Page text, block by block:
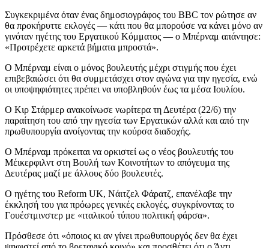
Συγκεκριμένα όταν ένας δημοσιογράφος του BBC τον ρώτησε αν
θα προκήρυττε εκλογές — κάτι που θα μπορούσε να κάνει μόνο αν
γινόταν ηγέτης του Εργατικού Κόμματος — ο Μπέρναμ απάντησε:
«Προτρέχετε αρκετά βήματα μπροστά».
Ο Μπέρναμ είναι ο μόνος βουλευτής μέχρι στιγμής που έχει
επιβεβαιώσει ότι θα συμμετάσχει στον αγώνα για την ηγεσία, ενώ
οι υποψηφιότητες πρέπει να υποβληθούν έως τα μέσα Ιουλίου.
Ο Κιρ Στάρμερ ανακοίνωσε νωρίτερα τη Δευτέρα (22/6) την
παραίτηση του από την ηγεσία των Εργατικών αλλά και από την
πρωθυπουργία ανοίγοντας την κούρσα διαδοχής.
Ο Μπέρναμ πρόκειται να ορκιστεί ως ο νέος βουλευτής του
Μέικερφιλντ στη Βουλή των Κοινοτήτων το απόγευμα της
Δευτέρας μαζί με άλλους δύο βουλευτές.
Ο ηγέτης του Reform UK, Νάιτζελ Φάρατζ, επανέλαβε την
έκκλησή του για πρόωρες γενικές εκλογές, συγκρίνοντας το
Γουέστμινστερ με «ιταλικού τύπου πολιτική φάρσα».
Πρόσθεσε ότι «όποιος κι αν γίνει πρωθυπουργός δεν θα έχει